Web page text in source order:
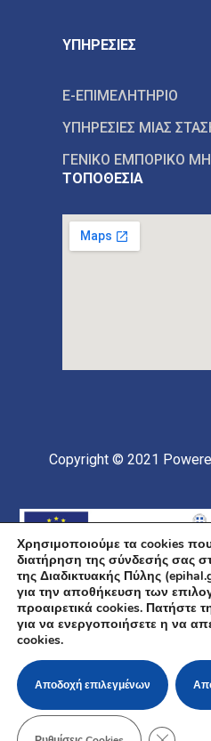
ΥΠΗΡΕΣΙΕΣ
E-ΕΠΙΜΕΛΗΤΗΡΙΟ
ΥΠΗΡΕΣΙΕΣ ΜΙΑΣ
ΓΕΝΙΚΟ ΕΜΠΟΡΙΚΟ
ΤΟΠΟΘΕΣΙΑ
Copyright © 2021
Υποέργο 1 Πράξης:
Ηλεκτρονικής Υποδομής
Επιμελητηρίου
«Κεντρική Μακεδονία»
Ευρωπαϊκή Ένωση
Ανάπτυξης ΕΤΠΑ) και από
Χρησιμοποιούμε τα cookies που
διατήρηση της σύνδεσής σας
της Διαδικτυακής Πύλης
για την αποθήκευση των
προαιρετικά cookies. Πατήστε
για να ενεργοποιήσετε η να
cookies.
Αποδοχή επιλεγμένων